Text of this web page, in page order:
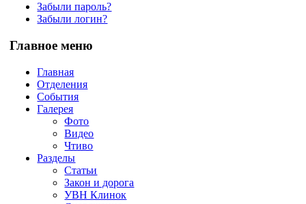
Забыли пароль?
Забыли логин?
Главное меню
Главная
Отделения
События
Галерея
Фото
Видео
Чтиво
Разделы
Статьи
Закон и дорога
УВН Клинок